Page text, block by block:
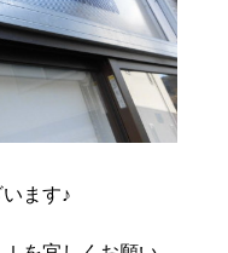
ます♪